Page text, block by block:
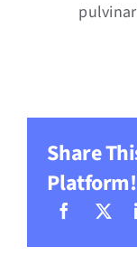
Share
Platform!